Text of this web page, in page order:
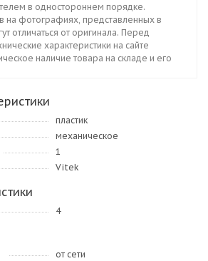
в одностороннем порядке.
на фотографиях, представленных в
отличаться от оригинала. Перед
характеристики на сайте
наличие товара на складе и его
пластик
механическое
1
Vitek
4
от сети